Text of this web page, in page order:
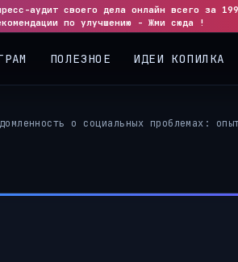
аудит своего дела онлайн всего за
по улучшению - Жми сюда !
о социальных проблемах: